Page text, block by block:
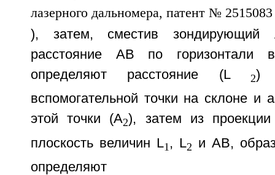
), затем, сместив зондирующий
расстояние АВ по горизонтали
определяют расстояние (L2)
вспомогательной точки на склоне и
этой точки (А2), затем из проекции
плоскость величин L1 , L2 и АВ,